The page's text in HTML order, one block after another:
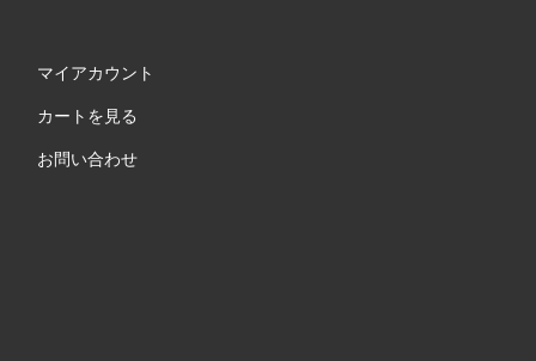
マイアカウント
カートを見る
お問い合わせ